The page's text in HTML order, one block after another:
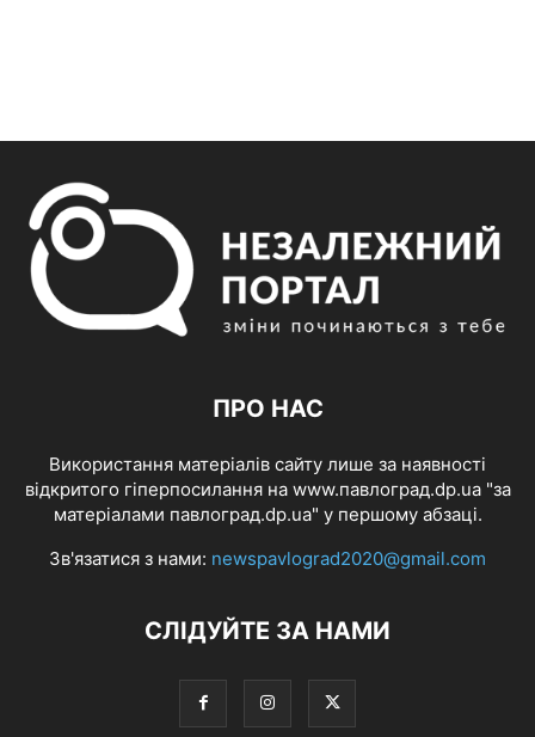
ПРО НАС
Використання матеріалів сайту лише за наявності
відкритого гіперпосилання на www.павлоград.dp.ua "за
матеріалами павлоград.dp.ua" у першому абзаці.
Зв'язатися з нами: newspavlograd2020@gmail.com
СЛІДУЙТЕ ЗА НАМИ